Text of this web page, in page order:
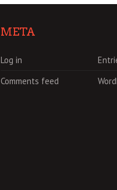
META
Log in
Comments feed